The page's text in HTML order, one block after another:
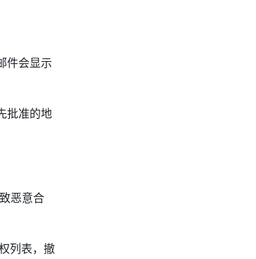
件会显示
批准的地
恶意合
列表，撤